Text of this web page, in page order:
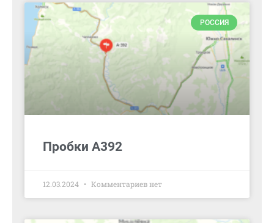
РОССИЯ
Пробки А392
12.03.2024 Комментариев нет